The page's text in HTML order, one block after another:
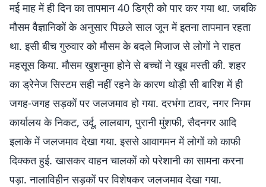
मई माह में ही दिन का तापमान 40 डिग्री को पार कर गया था. जबकि
मौसम वैज्ञानिकों के अनुसार पिछले साल जून में इतना तापमान रहता
था. इसी बीच गुरुवार को मौसम के बदले मिजाज से लोगों ने राहत
महसूस किया. मौसम खुशनुमा होने से बच्चों ने खूब मस्ती की. शहर
का ड्रेनेज सिस्टम सही नहीं रहने के कारण थोड़ी सी बारिश में ही
जगह-जगह सड़कों पर जलजमाव हो गया. दरभंगा टावर, नगर निगम
कार्यालय के निकट, उर्दू, लालबाग, पुरानी मुंशफी, सैदनगर आदि
इलाके में जलजमाव देखा गया. इससे आवागमन में लोगों को काफी
दिक्कत हुई. खासकर वाहन चालकों को परेशानी का सामना करना
पड़ा. नालाविहीन सड़कों पर विशेषकर जलजमाव देखा गया.